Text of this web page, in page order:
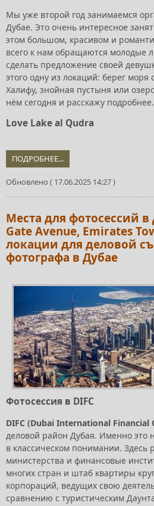
Мы уже второй год занимаемся
Дубае. Это очень интересное
этом большом, красивом и
всего к нам обращаются молодые
сделать предложение своей
этого одну из локаций: берег
Халифу, знойная пустыня или
нём сегодня и расскажу подробнее.
Love Lake al Qudra
ПОДРОБНЕЕ...
Обновлено ( 17.06.2025 14:27 )
Места для фотосессий в
Gate Avenue, Emirates
локации для деловой
фотографа в Дубае
Фотосессия в DIFC
DIFC (Dubai International Financial
деловой район Дубая. Именно это
в классическом понимании. Здесь
министерства и финансовые
многих стран и штаб квартиры
корпораций, ведущих свою
сравнению с туристическим